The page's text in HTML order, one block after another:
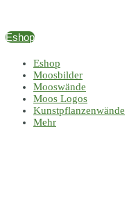
springen
Eshop
Eshop
Moosbilder
Mooswände
Moos Logos
Kunstpflanzenwände
Mehr